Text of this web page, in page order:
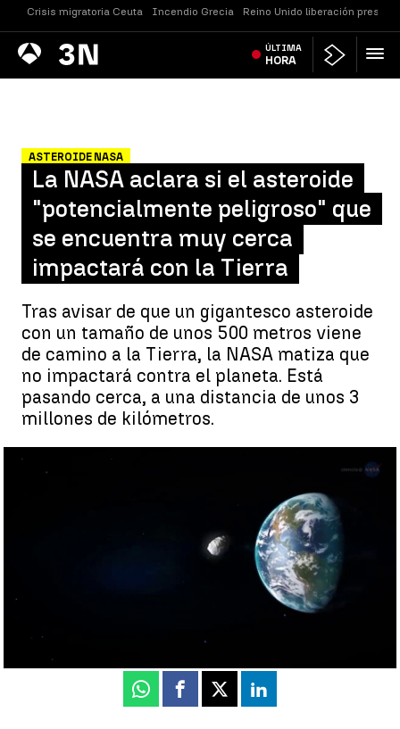
Crisis migratoria Ceuta Incendio Grecia Reino Unido liberación presos
Antena
3 Noticias ÚLTIMA
HORA
ASTEROIDE NASA
La NASA aclara si el asteroide
"potencialmente peligroso" que
se encuentra muy cerca
impactará con la Tierra
Tras avisar de que un gigantesco asteroide
con un tamaño de unos 500 metros viene
de camino a la Tierra, la NASA matiza que
no impactará contra el planeta. Está
pasando cerca, a una distancia de unos 3
millones de kilómetros.
La NASA informa que el asteroide de 500 metros
"potencialmente peligroso" que está muy cerca del planeta no
Antena 3 Noticias
Whatsapp
Facebook
X Linkedin